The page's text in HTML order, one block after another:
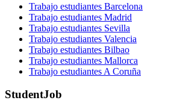
Trabajo estudiantes Barcelona
Trabajo estudiantes Madrid
Trabajo estudiantes Sevilla
Trabajo estudiantes Valencia
Trabajo estudiantes Bilbao
Trabajo estudiantes Mallorca
Trabajo estudiantes A Coruña
StudentJob